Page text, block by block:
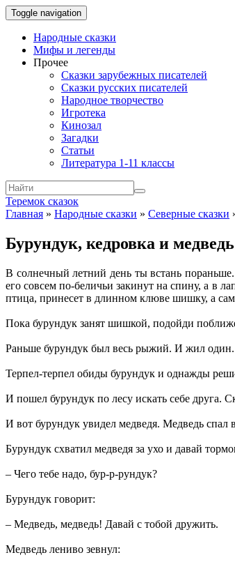
Toggle navigation
Народные сказки
Мифы и легенды
Прочее
Сказки зарубежных писателей
Сказки русских писателей
Народное творчество
Игротека
Кинозал
Загадки
Статьи
Литература 1-11 классы
Теремок сказок
Главная » Народные сказки » Северные сказки
Бурундук, кедровка и медведь
В солнечный летний день ты встань
его совсем по-беличьи закинут на спину, а в
птица, принесет в длинном клюве шишку, а
Пока бурундук занят шишкой, подойди
Раньше бурундук был весь рыжий. И жил один.
Терпел-терпел обиды бурундук и однажды
И пошел бурундук по лесу искать себе друга.
И вот бурундук увидел медведя. Медведь спал
Бурундук схватил медведя за ухо и давай
– Чего тебе надо, бур-р-рундук?
Бурундук говорит:
– Медведь, медведь! Давай с тобой дружить.
Медведь лениво зевнул: